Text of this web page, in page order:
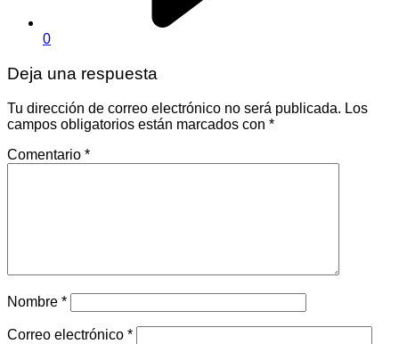
0
Deja una respuesta
Tu dirección de correo electrónico no será publicada. Los
campos obligatorios están marcados con *
Comentario *
Nombre *
Correo electrónico *